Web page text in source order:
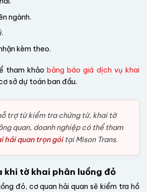
ngành.
kèm theo.
tham khảobảng báo giá dịch vụ khai
sở dự toán ban đầu.
trợ từ kiểm tra chứng từ, khai tờ
quan, doanh nghiệp có thể tham
hải quan trọn góitại Mison Trans.
khi tờ khai phân luồng đỏ
đỏ, cơ quan hải quan sẽ kiểm tra hồ